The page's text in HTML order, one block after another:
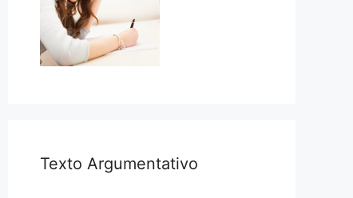
Texto Argumentativo